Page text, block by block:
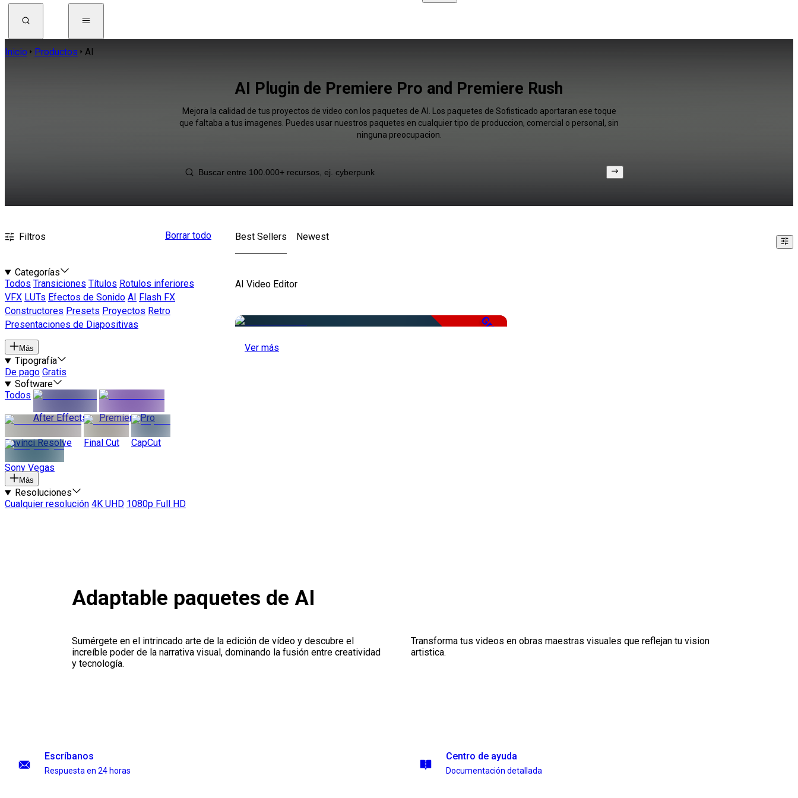
Inicio Productos AI
AI Plugin de Premiere Pro and Premiere Rush
Mejora la calidad de tus proyectos de video con los paquetes de AI. Los paquetes de Sofisticado aportaran ese toque
que faltaba a tus imagenes. Puedes usar nuestros paquetes en cualquier tipo de produccion, comercial o personal, sin
ninguna preocupacion.
Filtros Borrar todo
Categorías
Todos Transiciones Títulos Rotulos inferiores
VFX LUTs Efectos de Sonido AI
Flash FX
Constructores Presets Proyectos Retro
Presentaciones de Diapositivas
Más
Tipografía
De pago Gratis
Software
Todos
After Effects
Premiere Pro
Davinci Resolve Final Cut CapCut
Sony Vegas
Más
Resoluciones
Cualquier resolución 4K UHD 1080p Full HD
Best Sellers Newest
AI Video Editor
Gratis
Ver más
Adaptable paquetes de AI
Sumérgete en el intrincado arte de la edición de vídeo y descubre el
increíble poder de la narrativa visual, dominando la fusión entre creatividad
y tecnología.
Transforma tus videos en obras maestras visuales que reflejan tu vision
artistica.
Escríbanos
Respuesta en 24 horas
Centro de ayuda
Documentación detallada